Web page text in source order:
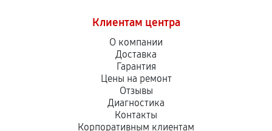
Клиентам центра
О компании
Доставка
Гарантия
Цены на ремонт
Отзывы
Диагностика
Контакты
Корпоративным клиентам